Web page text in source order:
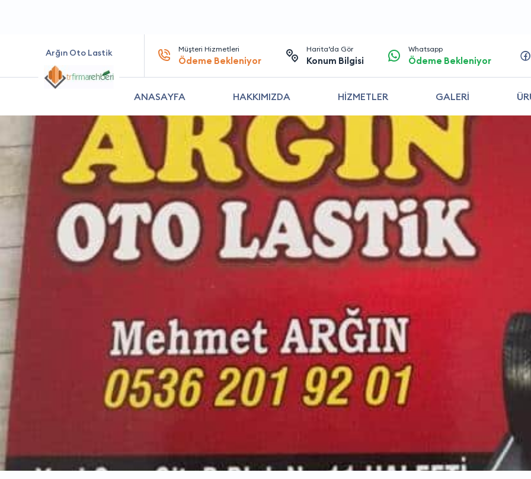
Arğın Oto Lastik Müşteri Hizmetleri
Ödeme Bekleniyor
Harita’da Gör
Konum Bilgisi
Whatsapp
Ödeme Bekleniyor
ANASAYFA HAKKIMIZDA HİZMETLER GALERİ